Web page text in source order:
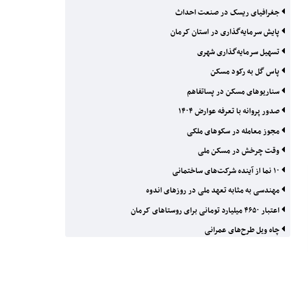
جغرافیای ریسک در صنعت احداث
پایش سرمایه‌گذاری در استان کرمان
تسهیل سرمایه‌گذاری شهری
پاس گل به رکود مسکن
سناریوهای مسکن در پساتفاهم
صدور پروانه با تعرفه عوارض ۱۴۰۴
مجوز معامله در سکوهای ملکی
وقت چرخش در مسکن‌‌ ملی
مهندسی به مثابه تعهد ملی در روزهای اندوه
اعتبار ۴۶۵۰ میلیارد تومانی برای روستاهای کرمان
چاه ویل طرح‌های عمرانی